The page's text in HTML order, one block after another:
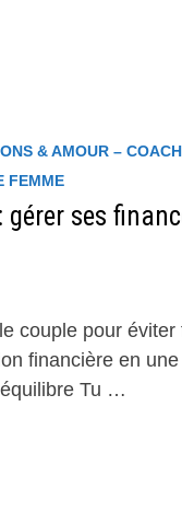
& AMOUR –
FEMME
gérer ses
couple pour
financière en
Tu …